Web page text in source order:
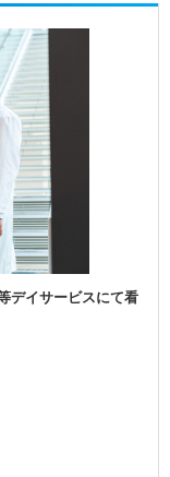
デイサービスにて看